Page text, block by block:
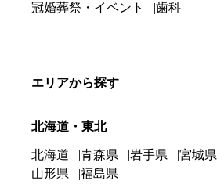
冠婚葬祭・イベント
歯科
エリアから探す
北海道・東北
北海道 青森県 岩手県 宮城県
山形県
福島県